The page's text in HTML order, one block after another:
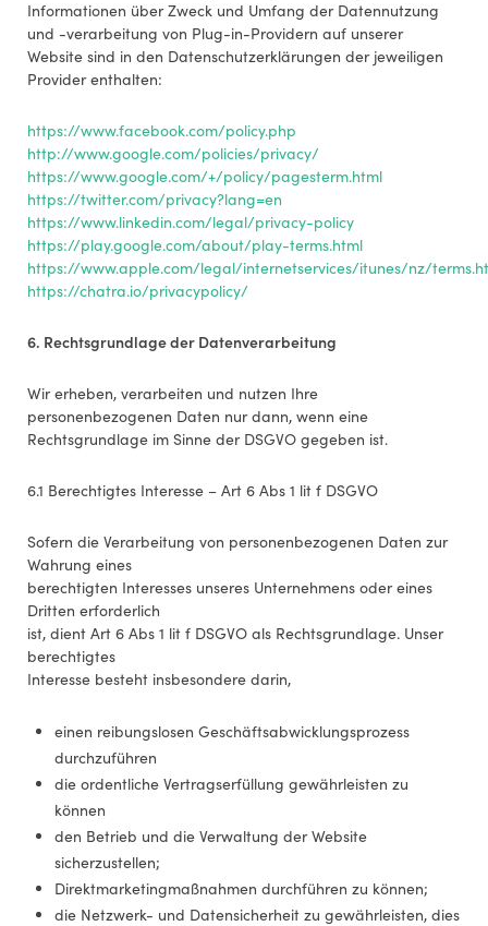
Informationen über Zweck und Umfang der Datennutzung
und -verarbeitung von Plug-in-Providern auf unserer
Website sind in den Datenschutzerklärungen der jeweiligen
Provider enthalten:
https://www.facebook.com/policy.php
http://www.google.com/policies/privacy/
https://www.google.com/+/policy/pagesterm.html
https://twitter.com/privacy?lang=en
https://www.linkedin.com/legal/privacy-policy
https://play.google.com/about/play-terms.html
https://www.apple.com/legal/internetservices/itunes/nz/
https://chatra.io/privacypolicy/
6. Rechtsgrundlage der Datenverarbeitung
Wir erheben, verarbeiten und nutzen Ihre
personenbezogenen Daten nur dann, wenn eine
Rechtsgrundlage im Sinne der DSGVO gegeben ist.
6.1 Berechtigtes Interesse – Art 6 Abs 1 lit f DSGVO
Sofern die Verarbeitung von personenbezogenen Daten zur
Wahrung eines
berechtigten Interesses unseres Unternehmens oder eines
Dritten erforderlich
ist, dient Art 6 Abs 1 lit f DSGVO als Rechtsgrundlage. Unser
berechtigtes
Interesse besteht insbesondere darin,
einen reibungslosen Geschäftsabwicklungsprozess
durchzuführen
die ordentliche Vertragserfüllung gewährleisten zu
können
den Betrieb und die Verwaltung der Website
sicherzustellen;
Direktmarketingmaßnahmen durchführen zu können;
die Netzwerk- und Datensicherheit zu gewährleisten, dies